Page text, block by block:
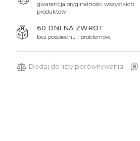
gwarancja oryginalności wszystkich
produktów
60 DNI NA ZWROT
bez pośpiechu i problemów
Dodaj do listy porównywania